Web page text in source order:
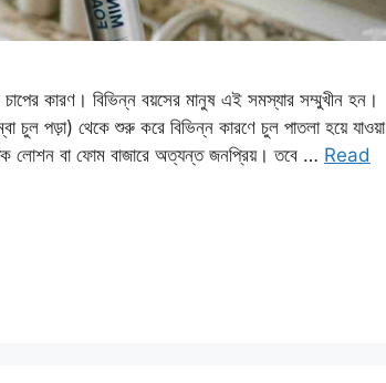
কারণ। বিভিন্ন বয়সের মানুষ এই সমস্যার সম্মুখীন হন।
চুল পড়া) থেকে শুরু করে বিভিন্ন কারণে চুল পাতলা হয়ে যাওয়া
লোশন বা ফোম বাজারে অত্যন্ত জনপ্রিয়। তবে … Read